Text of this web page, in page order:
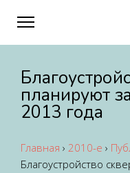
планируют
2013 года
Главная › 2010-е ›
Благоустройство